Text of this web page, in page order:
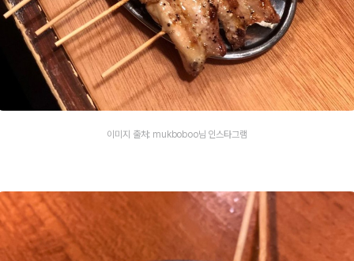
이미지 출처: mukboboo님 인스타그램